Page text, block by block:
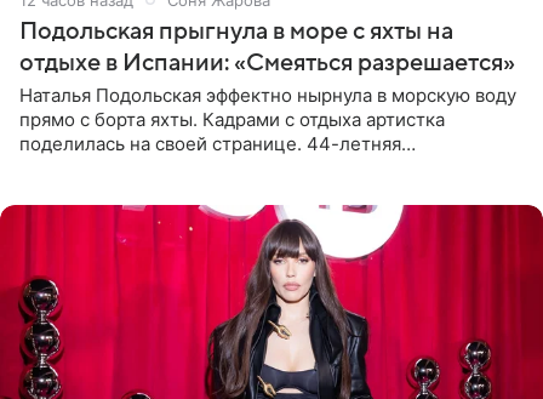
Подольская прыгнула в море с яхты на
отдыхе в Испании: «Смеяться разрешается»
Наталья Подольская эффектно нырнула в морскую воду
прямо с борта яхты. Кадрами с отдыха артистка
поделилась на своей странице. 44-летняя